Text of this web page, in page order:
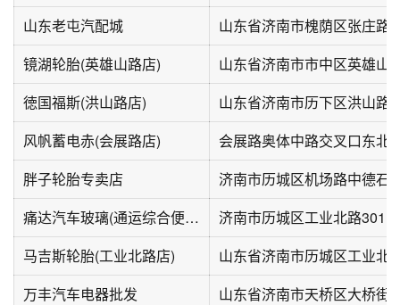
山东老屯汽配城
山东省济南市槐荫区张庄路
镜湖轮胎(英雄山路店)
山东省济南市市中区英雄山
徳国福斯(洪山路店)
山东省济南市历下区洪山路
风帆蓄电赤(会展路店)
会展路奥体中路交叉口东北
胖子轮胎专卖店
济南市历城区机场路中德石
痛达汽车玻璃(通运综合便民商城店)
济南市历城区工业北路301
马吉斯轮胎(工业北路店)
万丰汽车电器批发
山东省济南市天桥区大桥街